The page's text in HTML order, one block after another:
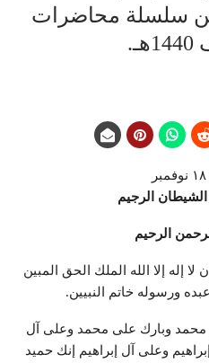
سلسلة محاضرات
الشيطان الرجيم
الرحيم
إله إلا الله الملك الحق المبين
ورسوله خاتم النبيين.
وبارك على محمد وعلى آل
وعلى آل إبراهيم إنك حميد